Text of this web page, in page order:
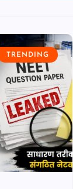
TRENDING